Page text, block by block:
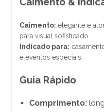
Caimento: elegante e
para visual sofisticado.
Indicado para:
e eventos especiais.
Guia Rápido
Comprimento: